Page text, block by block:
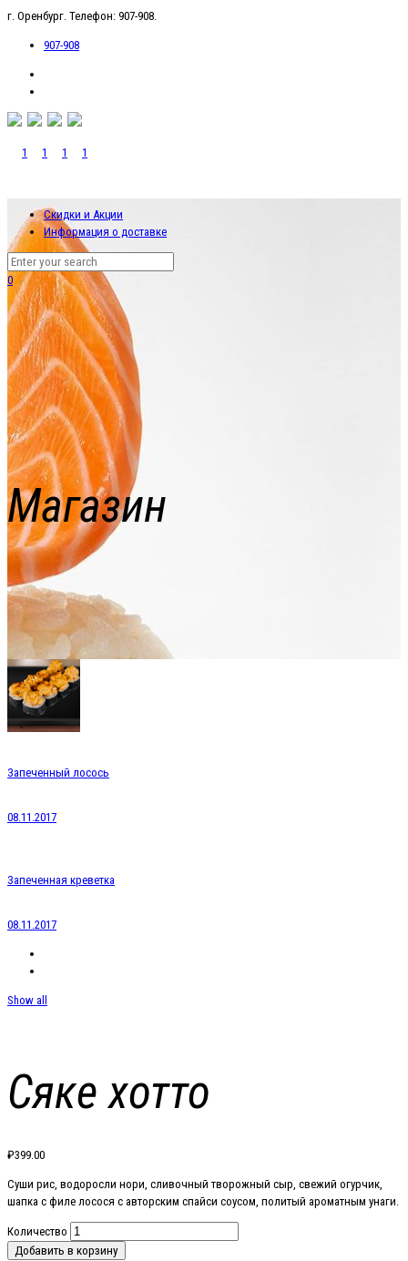
г. Оренбург. Телефон: 907-908.
907-908
Скидки и Акции
Информация о доставке
0
Магазин
Запеченный лосось
08.11.2017
Запеченная креветка
08.11.2017
Show all
Сяке хотто
₽399.00
Суши рис, водоросли нори, сливочный творожный сыр, свежий огурчик,
шапка с филе лосося с авторским спайси соусом, политый ароматным унаги.
Количество
Добавить в корзину